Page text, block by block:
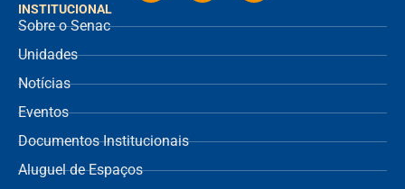
INSTITUCIONAL
Sobre o Senac
Unidades
Notícias
Eventos
Documentos Institucionais
Aluguel de Espaços